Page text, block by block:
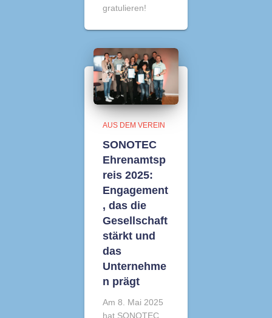
gratulieren!
AUS DEM VEREIN
SONOTEC
Ehrenamtsp
reis 2025:
Engagement
, das die
Gesellschaft
stärkt und
das
Unternehme
n prägt
Am 8. Mai 2025
hat SONOTEC